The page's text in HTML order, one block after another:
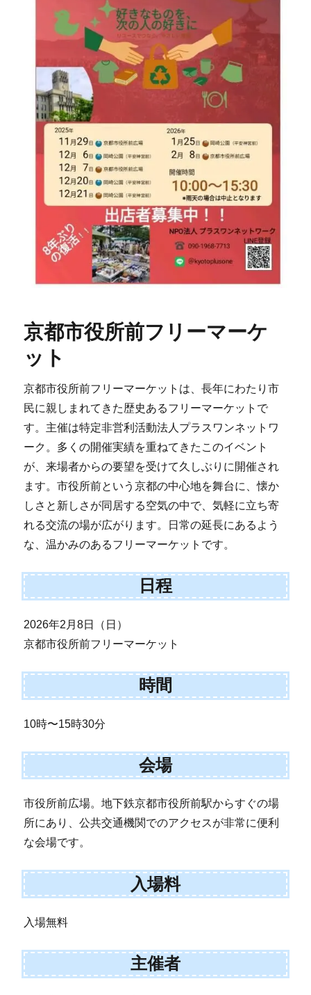
京都市役所前フリーマーケ
ット
京都市役所前フリーマーケットは、長年にわたり市
民に親しまれてきた歴史あるフリーマーケットで
す。主催は特定非営利活動法人プラスワンネットワ
ーク。多くの開催実績を重ねてきたこのイベント
が、来場者からの要望を受けて久しぶりに開催され
ます。市役所前という京都の中心地を舞台に、懐か
しさと新しさが同居する空気の中で、気軽に立ち寄
れる交流の場が広がります。日常の延長にあるよう
な、温かみのあるフリーマーケットです。
日程
2026年2月8日（日）
京都市役所前フリーマーケット
時間
10時〜15時30分
会場
市役所前広場。地下鉄京都市役所前駅からすぐの場
所にあり、公共交通機関でのアクセスが非常に便利
な会場です。
入場料
入場無料
主催者